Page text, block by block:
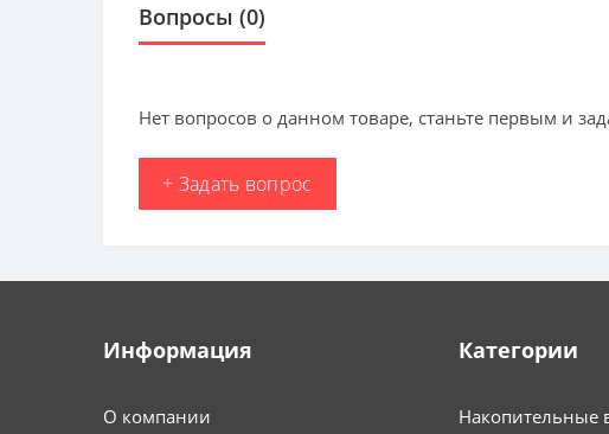
Вопросы (0)
Нет вопросов о данном товаре, станьте первым и
+ Задать вопрос
Информация
О компании
Категории
Накопительные